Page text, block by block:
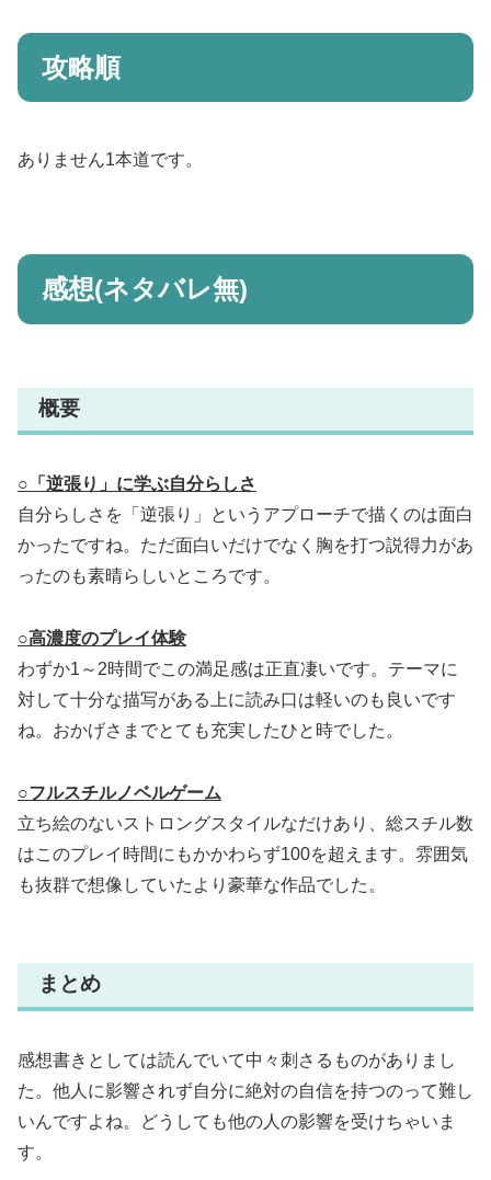
攻略順
ありません1本道です。
感想(ネタバレ無)
概要
○「逆張り」に学ぶ自分らしさ
自分らしさを「逆張り」というアプローチで描くのは面白
かったですね。ただ面白いだけでなく胸を打つ説得力があ
ったのも素晴らしいところです。
○高濃度のプレイ体験
わずか1～2時間でこの満足感は正直凄いです。テーマに
対して十分な描写がある上に読み口は軽いのも良いです
ね。おかげさまでとても充実したひと時でした。
○フルスチルノベルゲーム
立ち絵のないストロングスタイルなだけあり、総スチル数
はこのプレイ時間にもかかわらず100を超えます。雰囲気
も抜群で想像していたより豪華な作品でした。
まとめ
感想書きとしては読んでいて中々刺さるものがありまし
た。他人に影響されず自分に絶対の自信を持つのって難し
いんですよね。どうしても他の人の影響を受けちゃいま
す。